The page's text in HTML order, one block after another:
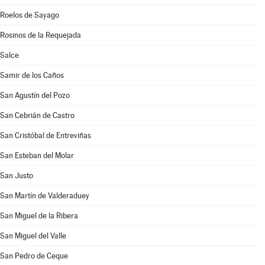
Roelos de Sayago
Rosinos de la Requejada
Salce
Samir de los Caños
San Agustín del Pozo
San Cebrián de Castro
San Cristóbal de Entreviñas
San Esteban del Molar
San Justo
San Martín de Valderaduey
San Miguel de la Ribera
San Miguel del Valle
San Pedro de Ceque